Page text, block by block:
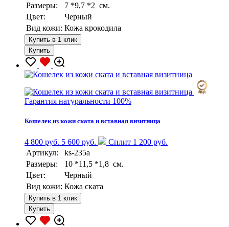
Размеры:
7 *9,7 *2 см.
Цвет:
Черный
Вид кожи: Кожа крокодила
Купить в 1 клик
Купить
Гарантия натуральности 100%
Кошелек из кожи ската и вставная визитница
4 800 руб. 5 600 руб.
Сплит 1 200 руб.
Артикул:
ks-235a
Размеры:
10 *11,5 *1,8 см.
Цвет:
Черный
Вид кожи: Кожа ската
Купить в 1 клик
Купить